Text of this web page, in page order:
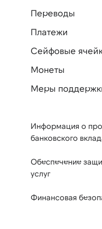
Переводы
Платежи
Сейфовые
Монеты
Меры
Информация о
банковского
Обеспечение
услуг
Финансовая